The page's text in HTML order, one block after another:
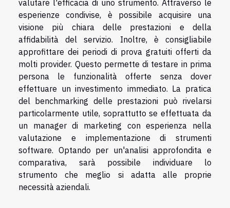
valutare l'efficacia di uno strumento. Attraverso le
esperienze condivise, è possibile acquisire una
visione più chiara delle prestazioni e della
affidabilità del servizio. Inoltre, è consigliabile
approfittare dei periodi di prova gratuiti offerti da
molti provider. Questo permette di testare in prima
persona le funzionalità offerte senza dover
effettuare un investimento immediato. La pratica
del benchmarking delle prestazioni può rivelarsi
particolarmente utile, soprattutto se effettuata da
un manager di marketing con esperienza nella
valutazione e implementazione di strumenti
software. Optando per un'analisi approfondita e
comparativa, sarà possibile individuare lo
strumento che meglio si adatta alle proprie
necessità aziendali.